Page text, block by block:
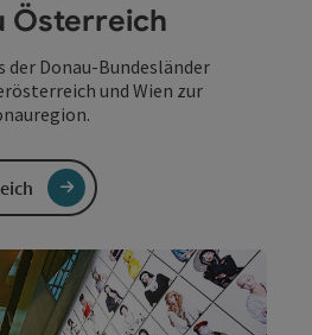
Österreich
der Donau-Bundesländer
und Wien zur